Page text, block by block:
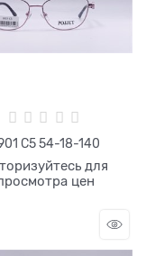
8901 C5 54-18-140
для
цен